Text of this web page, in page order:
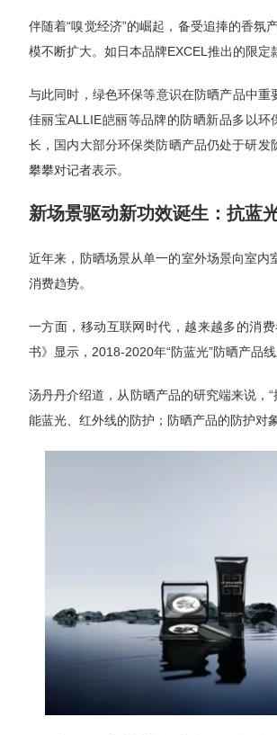
伴随着“嗅觉经济”的崛起，备受追捧的香氛
模不断扩大。如日本品牌EXCEL推出的限定
与此同时，绿色环保等意识在防晒产品中重
佳丽宝ALLIE皑丽等品牌的防晒新品多以
长，国内大部分环保类防晒产品仍处于研发
攀攀对记者表示。
新场景驱动新功效诞生：抗蓝
近年来，防晒场景从单一的室外场景向室内
消费趋势。
一方面，移动互联网时代，越来越多的消
书》显示，2018-2020年“防蓝光”防晒产品
汤丹丹介绍道，从防晒产品的研究端来说，
能蓝光、红外线的防护；防晒产品的防护对